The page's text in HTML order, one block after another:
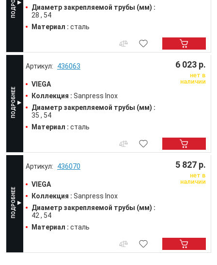
Диаметр закрепляемой трубы (мм) :
28
54
Материал : сталь
436063
VIEGA
Коллекция : Sanpress Inox
Диаметр закрепляемой трубы (мм) :
35
54
Материал : сталь
6 023 р.
нет в
наличии
436070
VIEGA
Коллекция : Sanpress Inox
Диаметр закрепляемой трубы (мм) :
42
54
Материал : сталь
5 827 р.
нет в
наличии